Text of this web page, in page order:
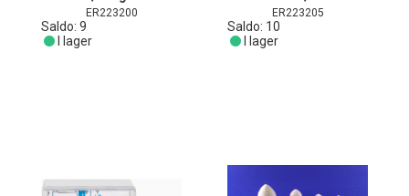
ER223200
Saldo: 9
I lager
ER223205
Saldo: 10
I lager